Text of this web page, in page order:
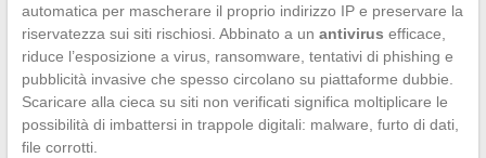
automatica per mascherare il proprio indirizzo IP e preservare la
riservatezza sui siti rischiosi. Abbinato a un antivirus efficace,
riduce l’esposizione a virus, ransomware, tentativi di phishing e
pubblicità invasive che spesso circolano su piattaforme dubbie.
Scaricare alla cieca su siti non verificati significa moltiplicare le
possibilità di imbattersi in trappole digitali: malware, furto di dati,
file corrotti.